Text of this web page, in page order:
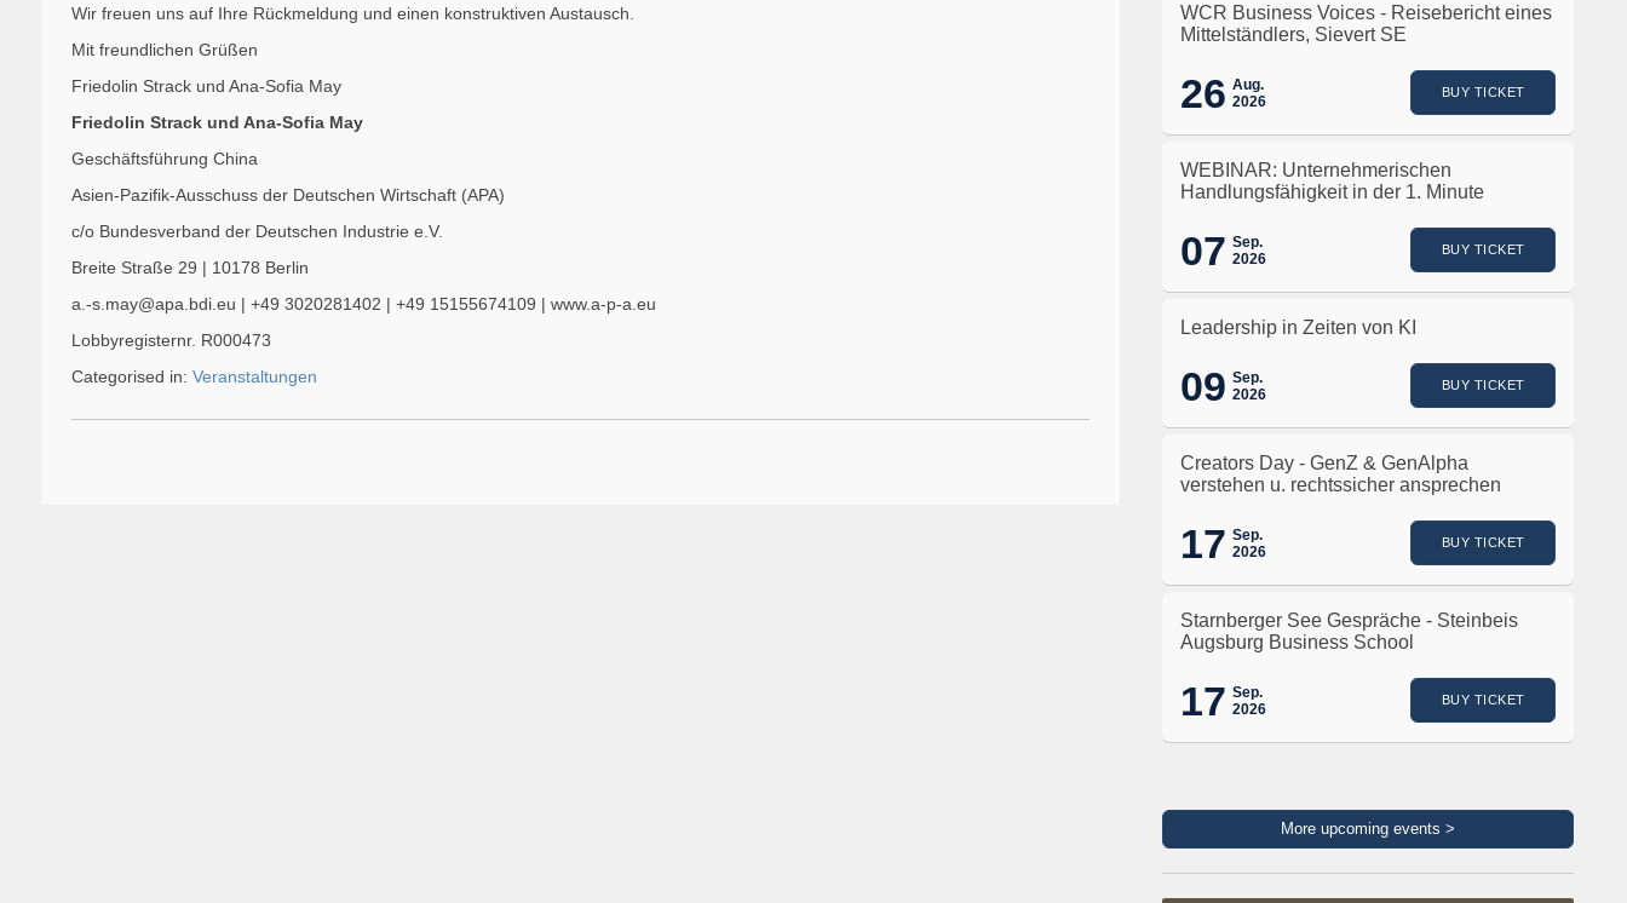
Wir freuen uns auf Ihre Rückmeldung und einen konstruktiven Austausch.
Mit freundlichen Grüßen
Friedolin Strack und Ana-Sofia May
Friedolin Strack und Ana-Sofia May
Geschäftsführung China
Asien-Pazifik-Ausschuss der Deutschen Wirtschaft (APA)
c/o Bundesverband der Deutschen Industrie e.V.
Breite Straße 29 | 10178 Berlin
a.-s.may@apa.bdi.eu | +49 3020281402 | +49 15155674109 | www.a-p-a.eu
Lobbyregisternr. R000473
Categorised in: Veranstaltungen
WCR Business Voices - Reisebericht eines
Mittelständlers, Sievert SE
26 Aug.
2026
BUY TICKET
WEBINAR: Unternehmerischen
Handlungsfähigkeit in der 1. Minute
07 Sep.
2026
BUY TICKET
Leadership in Zeiten von KI
09 Sep.
2026
BUY TICKET
Creators Day - GenZ & GenAlpha
verstehen u. rechtssicher ansprechen
17 Sep.
2026
BUY TICKET
Starnberger See Gespräche - Steinbeis
Augsburg Business School
17 Sep.
2026
BUY TICKET
More upcoming events >